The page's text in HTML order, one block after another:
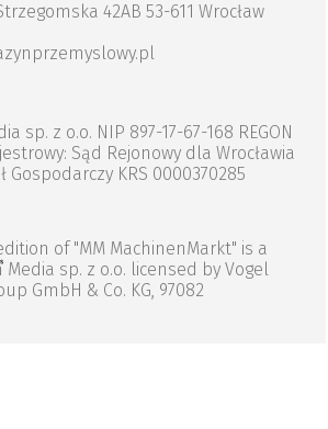
42AB 53-611 Wrocław
sp. z o.o. NIP 897-17-67-168 REGON
Sąd Rejonowy dla Wrocławia
Gospodarczy KRS 0000370285
of "MM MachinenMarkt" is a
sp. z o.o. licensed by Vogel
GmbH & Co. KG, 97082